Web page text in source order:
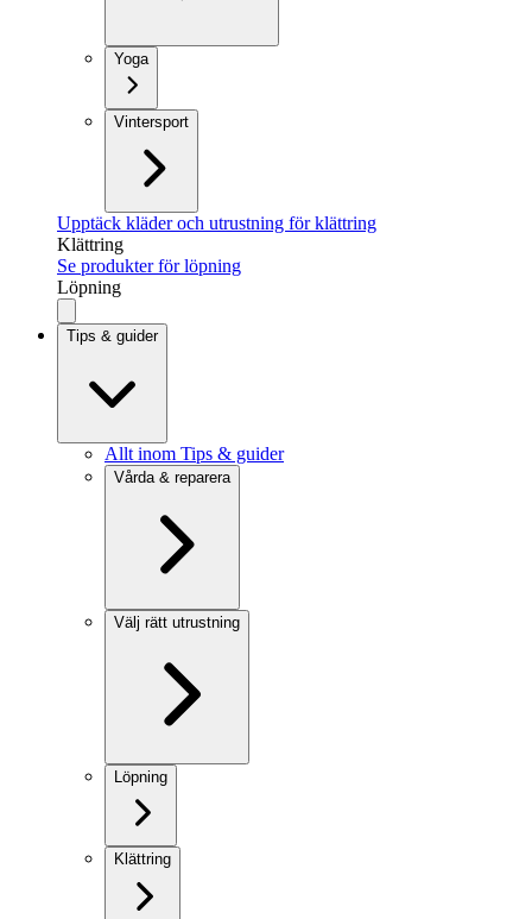
Yoga
Vintersport
Upptäck kläder och utrustning för klättring
Klättring
Se produkter för löpning
Löpning
Tips & guider
Allt inom Tips & guider
Vårda & reparera
Välj rätt utrustning
Löpning
Klättring